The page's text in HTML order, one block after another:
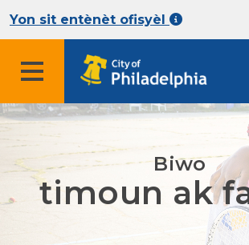
Yon sit entènèt ofisyèl
Biwo
timoun ak